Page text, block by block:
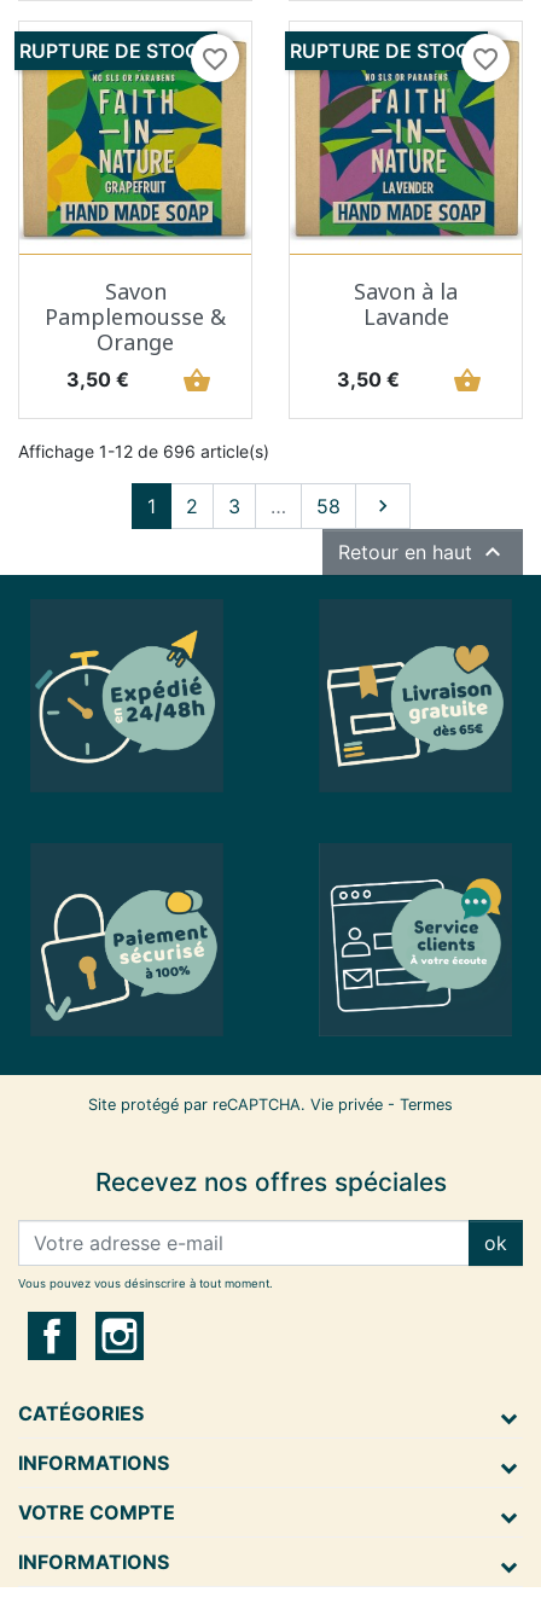
favorite_border
Savon
Pamplemousse &
Orange
Prix
3,50 € shopping_basket
RUPTURE DE STOCK favorite_border
Savon à la
Lavande
Prix
3,50 € shopping_basket
RUPTURE DE STOCK
Affichage 1-12 de 696 article(s)
1 2 3 … 58 Suivant

Retour en haut 
Site protégé par reCAPTCHA. Vie privée - Termes
Recevez nos offres spéciales
ok
Vous pouvez vous désinscrire à tout moment.
CATÉGORIES
INFORMATIONS
VOTRE COMPTE
INFORMATIONS